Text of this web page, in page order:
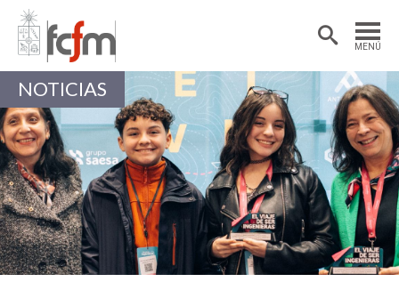
MENÚ
Estudiantes
Académicas/os
NOTICIAS